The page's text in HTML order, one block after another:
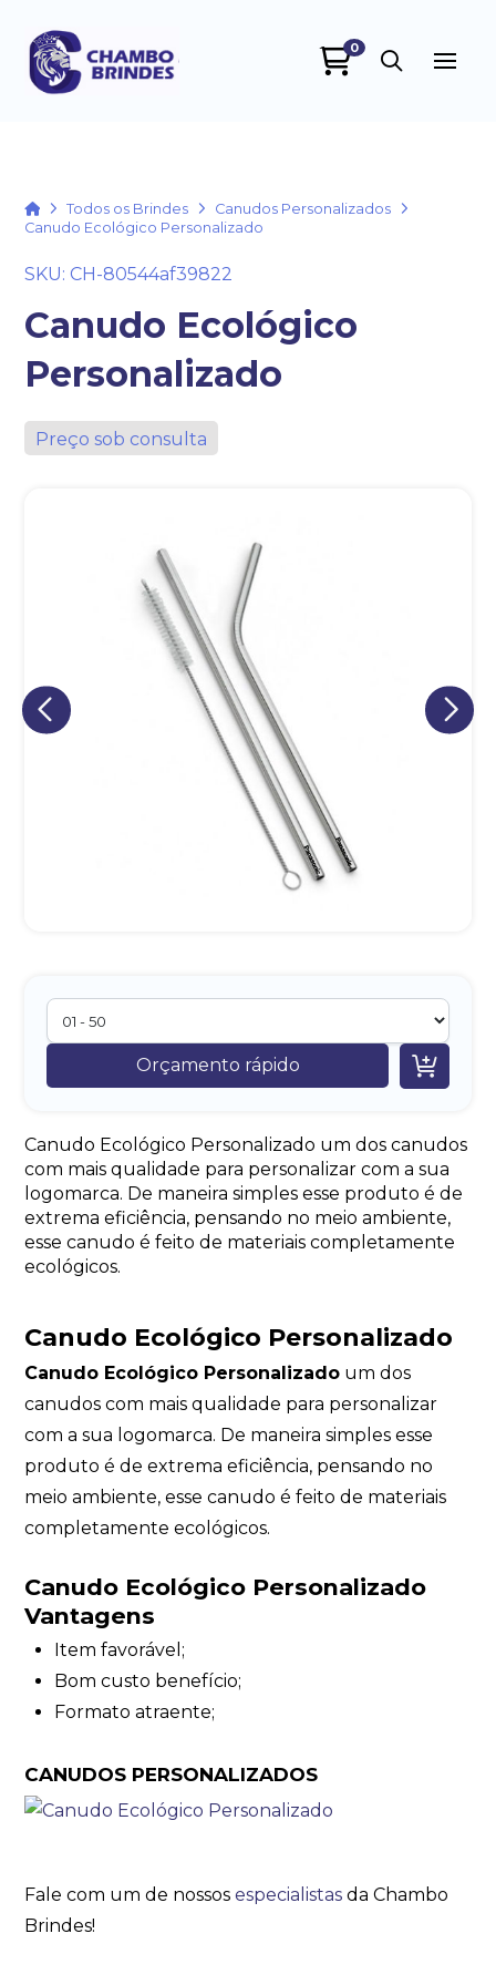
0
HomeTodos os Brindes
Canudos Personalizados
Canudo Ecológico Personalizado
SKU: CH-80544af39822
Canudo Ecológico
Personalizado
Preço sob consulta
Orçamento rápido 
Canudo Ecológico Personalizado um dos canudos
com mais qualidade para personalizar com a sua
logomarca. De maneira simples esse produto é de
extrema eficiência, pensando no meio ambiente,
esse canudo é feito de materiais completamente
ecológicos.
Canudo Ecológico Personalizado
Canudo Ecológico Personalizado um dos
canudos com mais qualidade para personalizar
com a sua logomarca. De maneira simples esse
produto é de extrema eficiência, pensando no
meio ambiente, esse canudo é feito de materiais
completamente ecológicos.
Canudo Ecológico Personalizado
Vantagens
Item favorável;
Bom custo benefício;
Formato atraente;
CANUDOS PERSONALIZADOS
Fale com um de nossosespecialistas da Chambo
Brindes!
Eu concordo em receber comunicações.
A nossa empresa está comprometida a proteger e respeitar
sua privacidade, utilizaremos seus dados apenas para fins
de marketing. Você pode alterar suas preferências a
qualquer momento.
Iniciar conversa